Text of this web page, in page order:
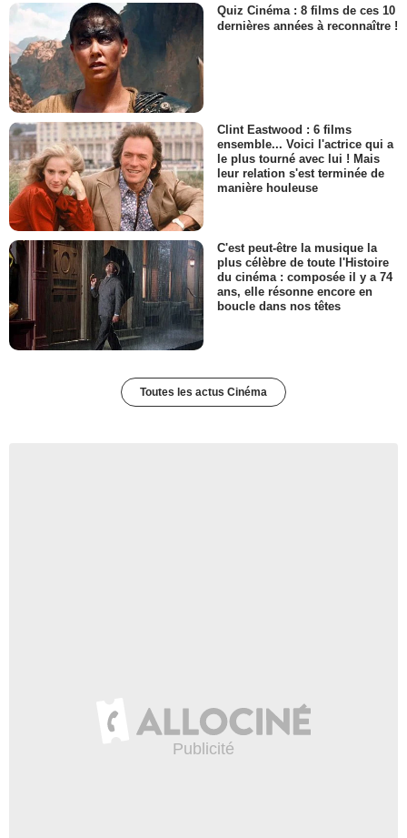
Quiz Cinéma : 8 films de ces 10
dernières années à reconnaître !
Clint Eastwood : 6 films
ensemble... Voici l'actrice qui a
le plus tourné avec lui ! Mais
leur relation s'est terminée de
manière houleuse
C'est peut-être la musique la
plus célèbre de toute l'Histoire
du cinéma : composée il y a 74
ans, elle résonne encore en
boucle dans nos têtes
Toutes les actus Cinéma